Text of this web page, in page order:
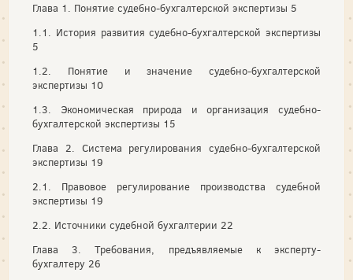
Глава 1. Понятие судебно-бухгалтерской экспертизы 5
1.1. История развития судебно-бухгалтерской экспертизы
5
1.2. Понятие и значение судебно-бухгалтерской
экспертизы 10
1.3. Экономическая природа и организация судебно-
бухгалтерской экспертизы 15
Глава 2. Система регулирования судебно-бухгалтерской
экспертизы 19
2.1. Правовое регулирование производства судебной
экспертизы 19
2.2. Источники судебной бухгалтерии 22
Глава 3. Требования, предъявляемые к эксперту-
бухгалтеру 26